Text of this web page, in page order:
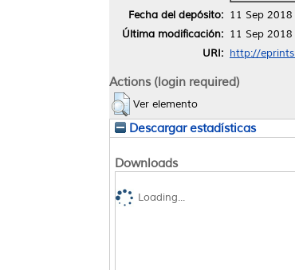
Fecha del depósito: 11 Sep 2018
Última modificación: 11 Sep 2018
URI: http://
Actions (login required)
Ver elemento
Descargar estadísticas
Downloads
Loading...